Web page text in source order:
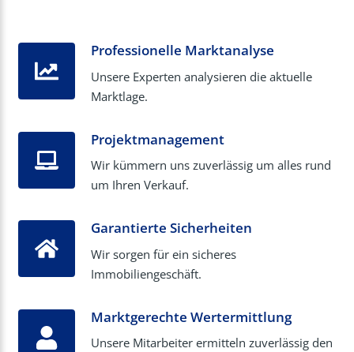
Professionelle Marktanalyse
Unsere Experten analysieren die aktuelle
Marktlage.
Projektmanagement
Wir kümmern uns zuverlässig um alles rund
um Ihren Verkauf.
Garantierte Sicherheiten
Wir sorgen für ein sicheres
Immobiliengeschäft.
Marktgerechte Wertermittlung
Unsere Mitarbeiter ermitteln zuverlässig den